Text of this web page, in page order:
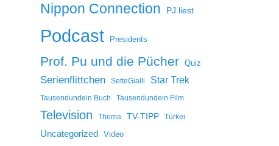
Nippon Connection PJ liest
Podcast Presidents
Prof. Pu und die Pücher Quiz
Serienflittchen SetteGialli Star Trek
Tausendundein Buch Tausendundein Film
Television Thema TV-TIPP Türkei
Uncategorized Video